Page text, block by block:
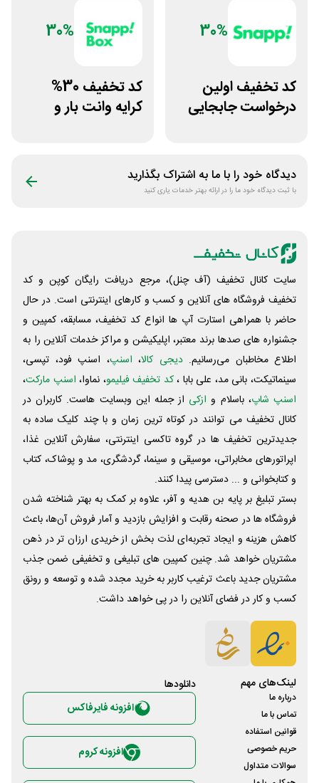
30%
کد تخفیف اولین
درخواست جابجایی
30%
کد تخفیف 30%
کرایه وانت بار و
دیدگاه خود را با ما به اشتراک بگذارید
با ثبت دیدگاه خود ما را در ارائه بهتر خدمات یاری کنید
سایت کانال تخفیف (آف چنل)، مرجع دریافت رایگان کوپن و کد
تخفیف فروشگاه های آنلاین و کسب و‌ کارهای اینترنتی است. در حال
حاضر با همراهی استارت آپ ها انواع کد تخفیف، مسابقه، کمپین و
جشنواره های صدها برند معتبر، اپلیکیشن و مراکز خدمات آنلاین را به
اطلاع مخاطبان می‌رسانیم. دیجی کالا، اسنپ، اسنپ فود، تپسی،
سینماتیکت، بانی مد، علی‌ بابا ،کد تخفیف فیلیمو، نماوا، اسنپ مارکت،
اسنپ شاپ، باسلام و ازکی از جمله این وبسایت ‌هاست. کاربران در
کانال تخفیف می توانند در کوتاه ترین زمان و با چند کلیک ساده به
جدیدترین تخفیف ها در گروه تاکسی اینترنتی، سفارش آنلاین غذا،
اپراتورهای مخابراتی، موسیقی و سینما، گردشگری، مد و پوشاک، کتاب
و کتابخوانی و ... دسترسی پیدا کنند.
بستر تبلیغ بر پایه بن هدیه و آفر، علاوه بر کمک به بهتر شناخته شدن
فروشگاه ها در صحنه رقابت و افزایش بازدید و آمار فروش آن‌ها، باعث
کاهش هزینه و ایجاد تجربه‌ای لذت بخش از خریدی ارزان تر در ذهن
مشتریان خواهد شد. چنین کمپین های تبلیغی و تخفیفی ضمن جذب
مشتریان جدید باعث ترغیب کاربر به خرید مجدد شده و توسعه و رونق
کسب و کار در فضای آنلاین را در پی خواهد داشت.
لینک‌های مهم
درباره ما
تماس با ما
قوانین استفاده
حریم خصوصی
سوالات متداول
دانلود‌ها
افزونه فایرفاکس
افزونه کروم